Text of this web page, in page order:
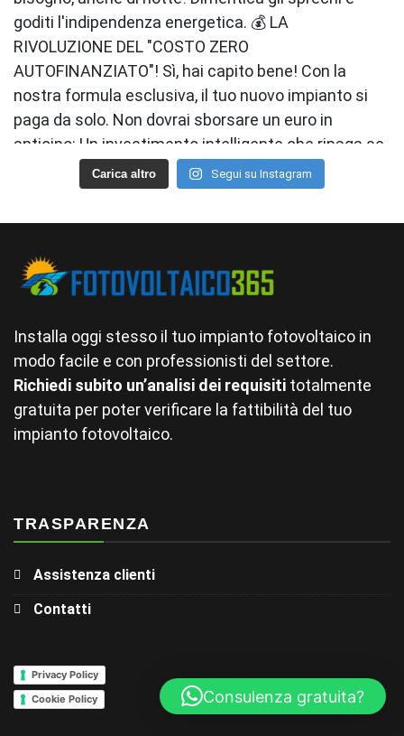
Carica altro Segui su Instagram
Installa oggi stesso il tuo impianto fotovoltaico in
modo facile e con professionisti del settore.
Richiedi subito un’analisi dei requisiti totalmente
gratuita per poter verificare la fattibilità del tuo
impianto fotovoltaico.
TRASPARENZA
Assistenza clienti
Contatti
Privacy Policy
Cookie Policy
Consulenza gratuita?